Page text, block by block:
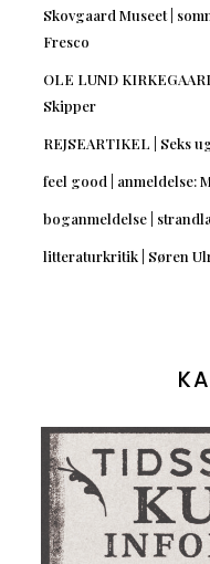
Skovgaard Museet |
Fresco
OLE LUND
Skipper
REJSEARTIKEL | Seks
feel good | anmeldelse:
boganmeldelse |
litteraturkritik | Søren